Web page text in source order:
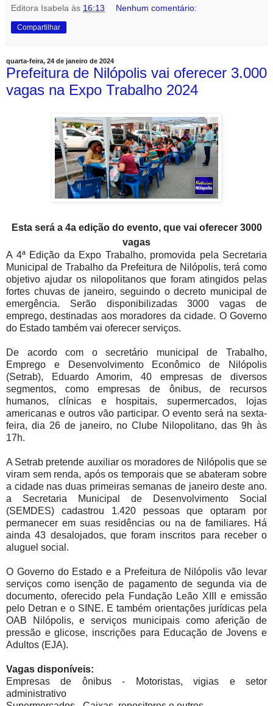
Editora Isabela às 16:13 Nenhum comentário:
Compartilhar
quarta-feira, 24 de janeiro de 2024
Prefeitura de Nilópolis vai oferecer 3.000
vagas na Expo Trabalho 2024
Esta será a 4a edição do evento, que vai oferecer 3000
vagas
A 4ª Edição da Expo Trabalho, promovida pela Secretaria
Municipal de Trabalho da Prefeitura de Nilópolis, terá como
objetivo ajudar os nilopolitanos que foram atingidos pelas
fortes chuvas de janeiro, seguindo o decreto municipal de
emergência. Serão disponibilizadas 3000 vagas de
emprego, destinadas aos moradores da cidade. O Governo
do Estado também vai oferecer serviços.
De acordo com o secretário municipal de Trabalho,
Emprego e Desenvolvimento Econômico de Nilópolis
(Setrab), Eduardo Amorim, 40 empresas de diversos
segmentos, como empresas de ônibus, de recursos
humanos, clínicas e hospitais, supermercados, lojas
americanas e outros vão participar. O evento será na sexta-
feira, dia 26 de janeiro, no Clube Nilopolitano, das 9h às
17h.
A Setrab pretende auxiliar os moradores de Nilópolis que se
viram sem renda, após os temporais que se abateram sobre
a cidade nas duas primeiras semanas de janeiro deste ano.
a Secretaria Municipal de Desenvolvimento Social
(SEMDES) cadastrou 1.420 pessoas que optaram por
permanecer em suas residências ou na de familiares. Há
ainda 43 desalojados, que foram inscritos para receber o
aluguel social.
O Governo do Estado e a Prefeitura de Nilópolis vão levar
serviços como isenção de pagamento de segunda via de
documento, oferecido pela Fundação Leão XIII e emissão
pelo Detran e o SINE. E também orientações jurídicas pela
OAB Nilópolis, e serviços municipais como aferição de
pressão e glicose, inscrições para Educação de Jovens e
Adultos (EJA).
Vagas disponíveis:
Empresas de ônibus - Motoristas, vigias e setor
administrativo